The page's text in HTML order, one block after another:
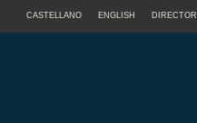
CASTELLANO ENGLISH DIRECTORI